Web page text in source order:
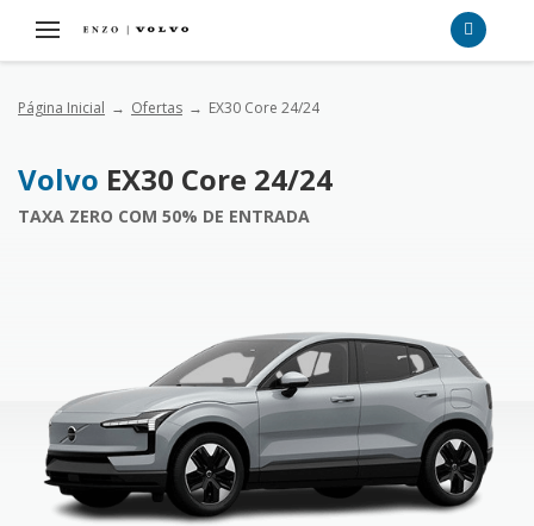
Página Inicial Ofertas EX30 Core 24/24
Volvo EX30 Core 24/24
TAXA ZERO COM 50% DE ENTRADA